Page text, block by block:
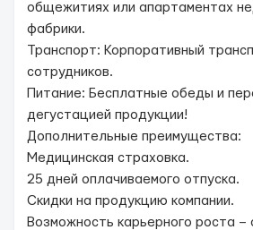
общежитиях или апартаментах
фабрики.
Транспорт: Корпоративный
сотрудников.
Питание: Бесплатные обеды и
дегустацией продукции!
Дополнительные преимущества:
Медицинская страховка.
25 дней оплачиваемого отпуска.
Скидки на продукцию компании.
Возможность карьерного роста –